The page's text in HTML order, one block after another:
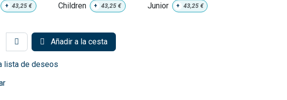
+ 43,25 € Children + 43,25€ Junior + 43,25€
Añadir a la cesta
lista de deseos